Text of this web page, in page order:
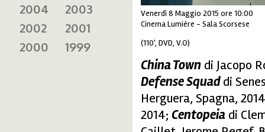
Venerdì 8 Maggio 2015 ore 10:00
Cinema Lumière - Sala Scorsese
(110', DVD, V.O)
China Town di Jacopo
Defense Squaddi
Herguera, Spagna,
2014; Centopeia di
2004
2003
2002
2001
2000
1999